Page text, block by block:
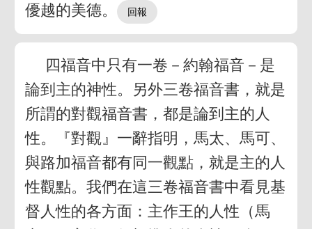
優越的美德。
四福音中只有一卷－約翰福音－是
論到主的神性。另外三卷福音書，就是
所謂的對觀福音書，都是論到主的人
性。『對觀』一辭指明，馬太、馬可、
與路加福音都有同一觀點，就是主的人
性觀點。我們在這三卷福音書中看見基
督人性的各方面：主作王的人性（馬